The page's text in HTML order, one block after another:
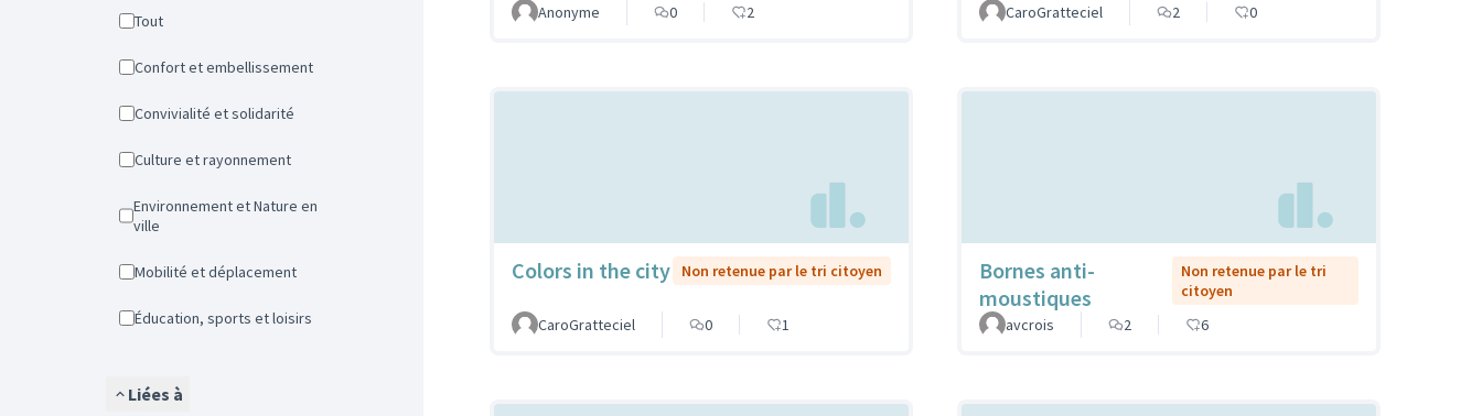
Tout
Confort et embellissement
Convivialité et solidarité
Culture et rayonnement
Environnement et Nature en
ville
Mobilité et déplacement
Éducation, sports et loisirs
Liées à
Anonyme
0 2
CaroGratteciel
2 0
Colors in the city Non retenue par le tri citoyen
CaroGratteciel 0 1
Bornes anti-
moustiques
Non retenue par le tri
citoyen
avcrois
2 6